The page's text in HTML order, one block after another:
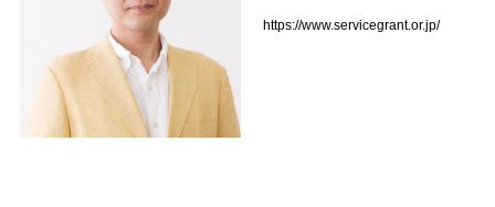
https://www.servicegrant.or.jp/